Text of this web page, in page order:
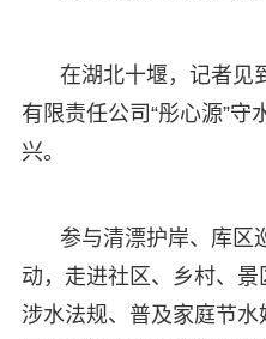
在湖北十堰，记者见
有限责任公司“彤心源”守
兴。
参与清漂护岸、库区
动，走进社区、乡村、
涉水法规、普及家庭节